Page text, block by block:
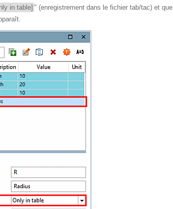
in table] " (enregistrement dans le fichier tab/tac) et que